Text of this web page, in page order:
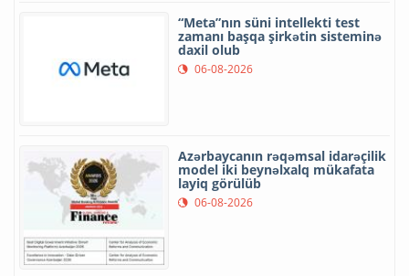
“Meta”nın süni intellekti test
zamanı başqa şirkətin sisteminə
daxil olub
06-08-2026
Azərbaycanın rəqəmsal idarəçilik
model iki beynəlxalq mükafata
layiq görülüb
06-08-2026